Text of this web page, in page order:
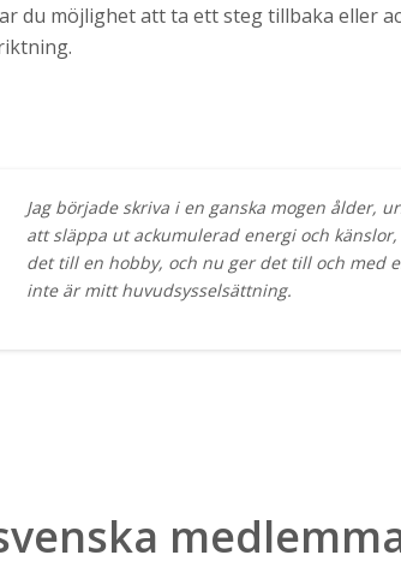
du möjlighet att ta ett steg tillbaka eller
Jag började skriva i en ganska mogen ålder,
att släppa ut ackumulerad energi och
det till en hobby, och nu ger det till och med
inte är mitt huvudsysselsättning.